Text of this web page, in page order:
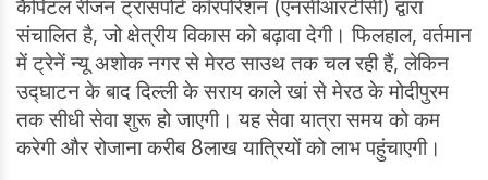
कैपिटल रीजन ट्रांसपोर्ट कॉरपोरेशन (एनसीआरटीसी) द्वारा
संचालित है, जो क्षेत्रीय विकास को बढ़ावा देगी। फिलहाल, वर्तमान
में ट्रेनें न्यू अशोक नगर से मेरठ साउथ तक चल रही हैं, लेकिन
उद्घाटन के बाद दिल्ली के सराय काले खां से मेरठ के मोदीपुरम
तक सीधी सेवा शुरू हो जाएगी। यह सेवा यात्रा समय को कम
करेगी और रोजाना करीब 8लाख यात्रियों को लाभ पहुंचाएगी।